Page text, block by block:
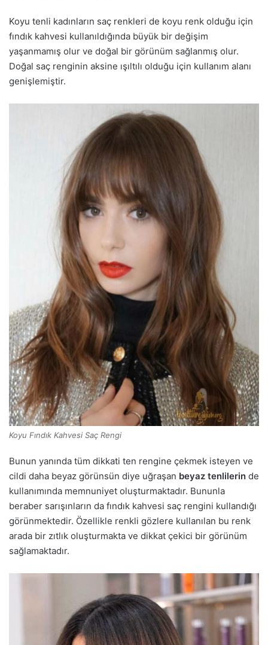
Koyu tenli kadınların saç renkleri de koyu renk olduğu için
fındık kahvesi kullanıldığında büyük bir değişim
yaşanmamış olur ve doğal bir görünüm sağlanmış olur.
Doğal saç renginin aksine ışıltılı olduğu için kullanım alanı
genişlemiştir.
Koyu Fındık Kahvesi Saç Rengi
Bunun yanında tüm dikkati ten rengine çekmek isteyen ve
cildi daha beyaz görünsün diye uğraşan beyaz tenlilerin de
kullanımında memnuniyet oluşturmaktadır. Bununla
beraber sarışınların da fındık kahvesi saç rengini kullandığı
görünmektedir. Özellikle renkli gözlere kullanılan bu renk
arada bir zıtlık oluşturmakta ve dikkat çekici bir görünüm
sağlamaktadır.